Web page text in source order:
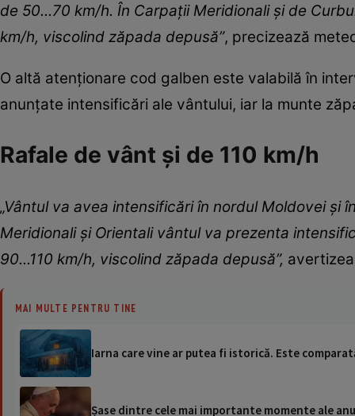
de 50...70 km/h. În Carpaţii Meridionali şi de
km/h, viscolind zăpada depusă”, precizează
O altă atenţionare cod galben este valabilă în
anunţate intensificări ale vântului, iar la munte
Rafale de vânt și de 110 km/h
„Vântul va avea intensificări în nordul Moldovei şi
Meridionali şi Orientali vântul va prezenta
90...110 km/h, viscolind zăpada depusă”,
MAI MULTE PENTRU TINE
Iarna care vine ar putea fi istorică. Este
Șase dintre cele mai importante momente ale